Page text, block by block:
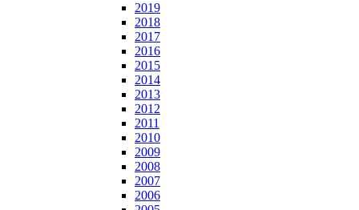
2019
2018
2017
2016
2015
2014
2013
2012
2011
2010
2009
2008
2007
2006